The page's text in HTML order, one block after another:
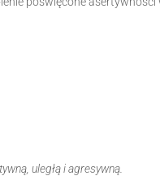
uległą i agresywną.